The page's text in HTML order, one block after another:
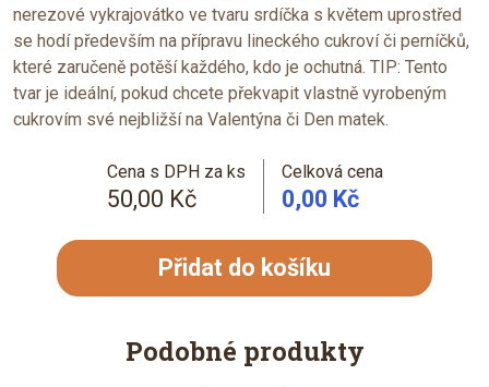
nerezové vykrajovátko ve tvaru srdíčka s květem uprostřed
se hodí především na přípravu lineckého cukroví či perníčků,
které zaručeně potěší každého, kdo je ochutná. TIP: Tento
tvar je ideální, pokud chcete překvapit vlastně vyrobeným
cukrovím své nejbližší na Valentýna či Den matek.
Cena s DPH za ks
50,00 Kč
Celková cena
0,00 Kč
Přidat do košíku
Podobné produkty